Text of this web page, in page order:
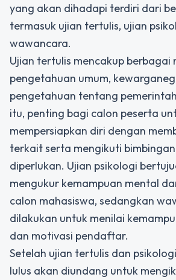
yang akan dihadapi terdiri dari
termasuk ujian tertulis, ujian
wawancara.
Ujian tertulis mencakup berbagai
pengetahuan umum,
pengetahuan tentang
itu, penting bagi calon peserta
mempersiapkan diri dengan
terkait serta mengikuti
diperlukan. Ujian psikologi
mengukur kemampuan mental
calon mahasiswa, sedangkan
dilakukan untuk menilai
dan motivasi pendaftar.
Setelah ujian tertulis dan
lulus akan diundang untuk